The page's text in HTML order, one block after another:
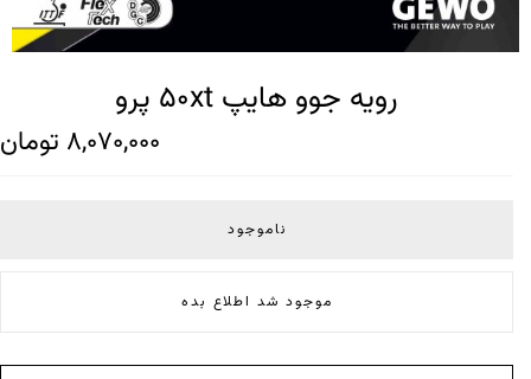
رویه جوو هایپ 50xt پرو
8,070,000 تومان
ناموجود
موجود شد اطلاع بده